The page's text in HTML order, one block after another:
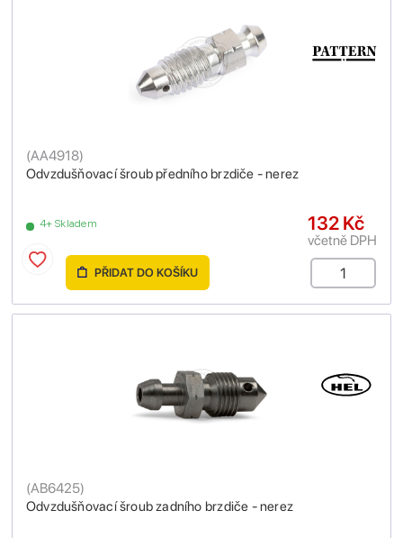
Odvzdušňovací šroub předního brzdiče - nerez
(AA4918)
4+ Skladem 132 Kč
včetně DPH
PŘIDAT DO KOŠÍKU
Odvzdušňovací šroub zadního brzdiče - nerez
(AB6425)